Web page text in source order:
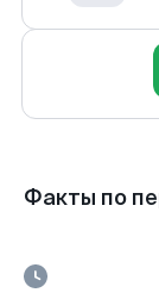
Факты по